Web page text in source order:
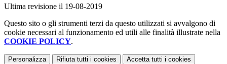
Ultima revisione il 19-08-2019
Questo sito o gli strumenti terzi da questo utilizzati si avvalgono di
cookie necessari al funzionamento ed utili alle finalità illustrate nella
COOKIE POLICY.
Personalizza Rifiuta tutti i cookies Accetta tutti i cookies